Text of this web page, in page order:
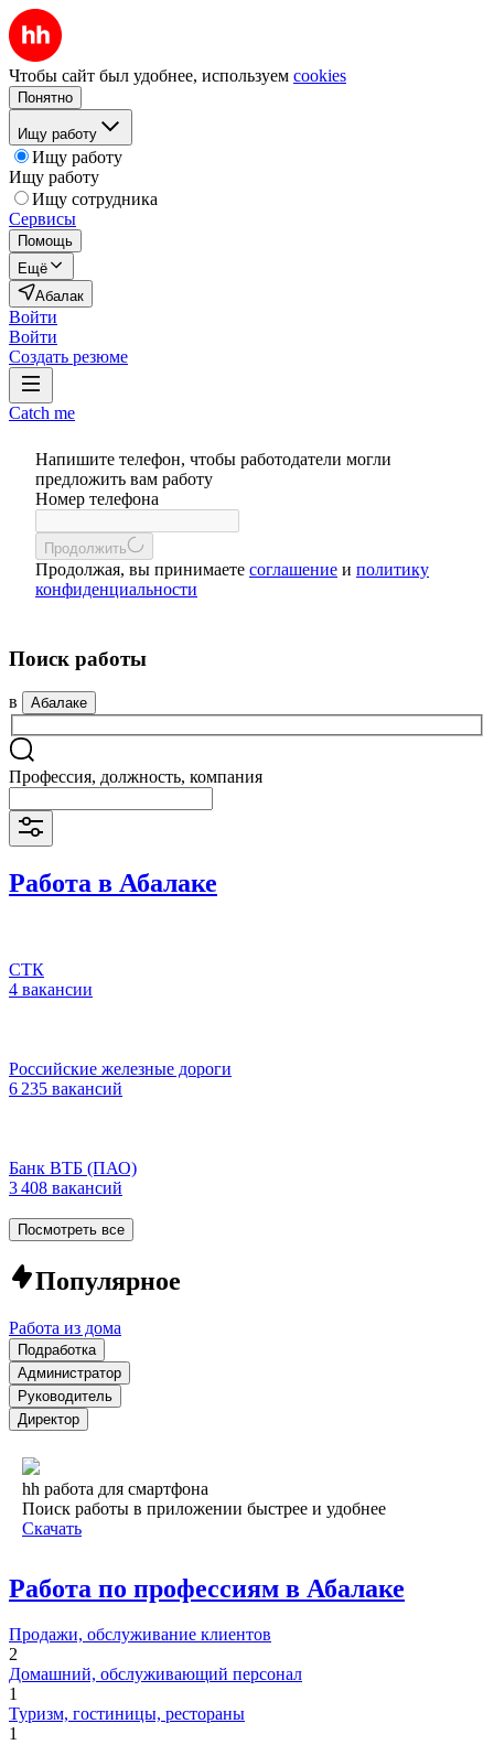
Чтобы сайт был удобнее, используем cookies
Понятно
Ищу работу
Ищу работу
Ищу работу
Ищу сотрудника
Сервисы
Помощь
Ещё
Абалак
Войти
Войти
Создать резюме
Catch me
Напишите телефон, чтобы работодатели могли
предложить вам работу
Номер телефона
Продолжить
Продолжая, вы принимаете соглашение и политику
конфиденциальности
Поиск работы
в Абалаке
Профессия, должность, компания
Работа в Абалаке
СТК
4 вакансии
Российские железные дороги
6 235 вакансий
Банк ВТБ (ПАО)
3 408 вакансий
Посмотреть все
Популярное
Работа из дома
Подработка
Администратор
Руководитель
Директор
hh работа для смартфона
Поиск работы в приложении быстрее и удобнее
Скачать
Работа по профессиям в Абалаке
Продажи, обслуживание клиентов
2
Домашний, обслуживающий персонал
1
Туризм, гостиницы, рестораны
1